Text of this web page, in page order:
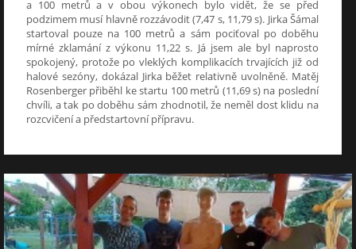
a 100 metrů a v obou výkonech bylo vidět, že se před
podzimem musí hlavně rozzávodit (7,47 s, 11,79 s). Jirka Šámal
startoval pouze na 100 metrů a sám pociťoval po doběhu
mírné zklamání z výkonu 11,22 s. Já jsem ale byl naprosto
spokojený, protože po vleklých komplikacích trvajících již od
halové sezóny, dokázal Jirka běžet relativně uvolněně. Matěj
Rosenberger přiběhl ke startu 100 metrů (11,69 s) na poslední
chvíli, a tak po doběhu sám zhodnotil, že neměl dost klidu na
rozcvičení a předstartovní přípravu.